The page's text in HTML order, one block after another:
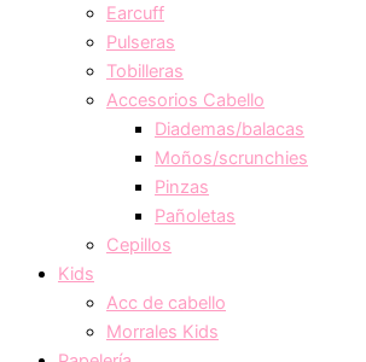
Earcuff
Pulseras
Tobilleras
Accesorios Cabello
Diademas/balacas
Moños/scrunchies
Pinzas
Pañoletas
Cepillos
Kids
Acc de cabello
Morrales Kids